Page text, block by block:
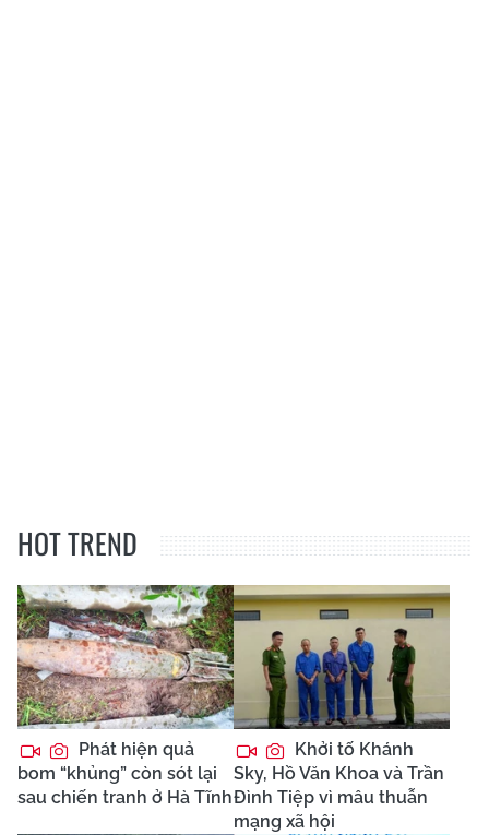
HOT TREND
Phát hiện quả
bom “khủng” còn sót lại
sau chiến tranh ở Hà Tĩnh
Khởi tố Khánh
Sky, Hồ Văn Khoa và Trần
Đình Tiệp vì mâu thuẫn
mạng xã hội